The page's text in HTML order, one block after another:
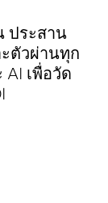
ประสาน
ตัวผ่านทุก
เพื่อวัด